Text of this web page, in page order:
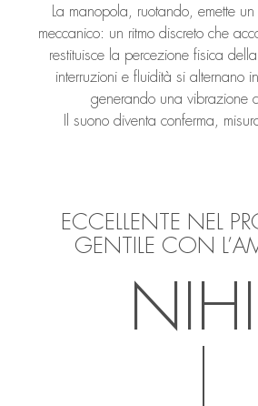
La manopola, ruotando, emette
meccanico: un ritmo discreto che
restituisce la percezione fisica
interruzioni e fluidità si alternano
generando una vibrazione
Il suono diventa conferma,
ECCELLENTE NEL
GENTILE CON
NIHIL